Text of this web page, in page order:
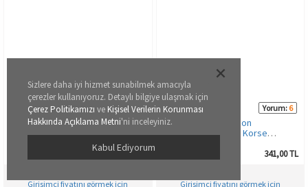
Sizlere daha iyi hizmet sunabilmek amacıyla
çerezler kullanıyoruz. Detaylı bilgiye ulaşmak için
Çerez Politikamızı ve Kişisel Verilerin Korunması
Hakkında Açıklama Metni'ni inceleyiniz.
Kabul Ediyorum
999-ZZ0149 Yorum:0
Miorre Yüksek Bel Dikişsiz Nefes
Alan Konforlu Kadın Külot
177,00 TL
Girişimci fiyatını görmek için
002-000317 Yorum: 6
DoReMi Compression
Toparlayıcı Dikişsiz Korse
341,00 TL
Girişimci fiyatını görmek için